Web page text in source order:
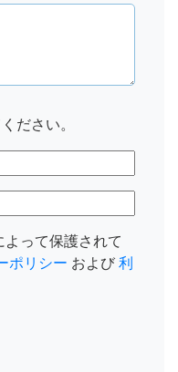
ださい。
って保護されて
ポリシー および 利